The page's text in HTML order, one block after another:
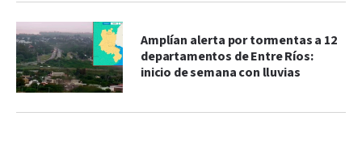
Amplían alerta por tormentas a 12
departamentos de Entre Ríos:
inicio de semana con lluvias